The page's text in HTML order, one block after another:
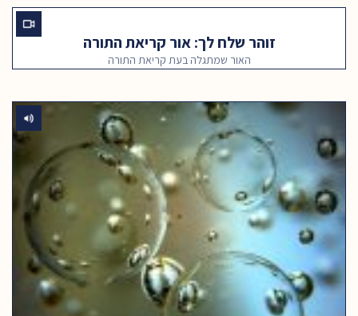
זוהר שלח לך: אור קריאת התורה
האור שמתגלה בעת קריאת התורה